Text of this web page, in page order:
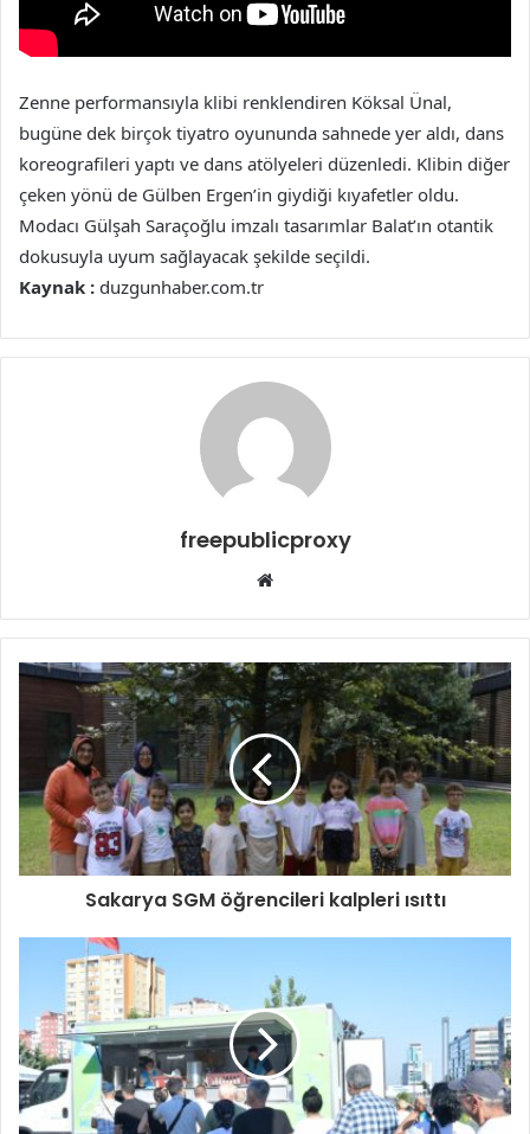
Zenne performansıyla klibi renklendiren Köksal Ünal,
bugüne dek birçok tiyatro oyununda sahnede yer aldı, dans
koreografileri yaptı ve dans atölyeleri düzenledi. Klibin diğer
çeken yönü de Gülben Ergen’in giydiği kıyafetler oldu.
Modacı Gülşah Saraçoğlu imzalı tasarımlar Balat’ın otantik
dokusuyla uyum sağlayacak şekilde seçildi.
Kaynak : duzgunhaber.com.tr
freepublicproxy
Web
Sakarya SGM öğrencileri kalpleri ısıttı